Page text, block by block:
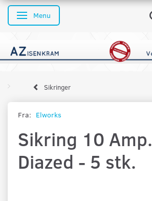
Skifte navigation
Menu
Sikringer
Fra: Elworks
Sikring 10 Amp.
Diazed - 5 stk.